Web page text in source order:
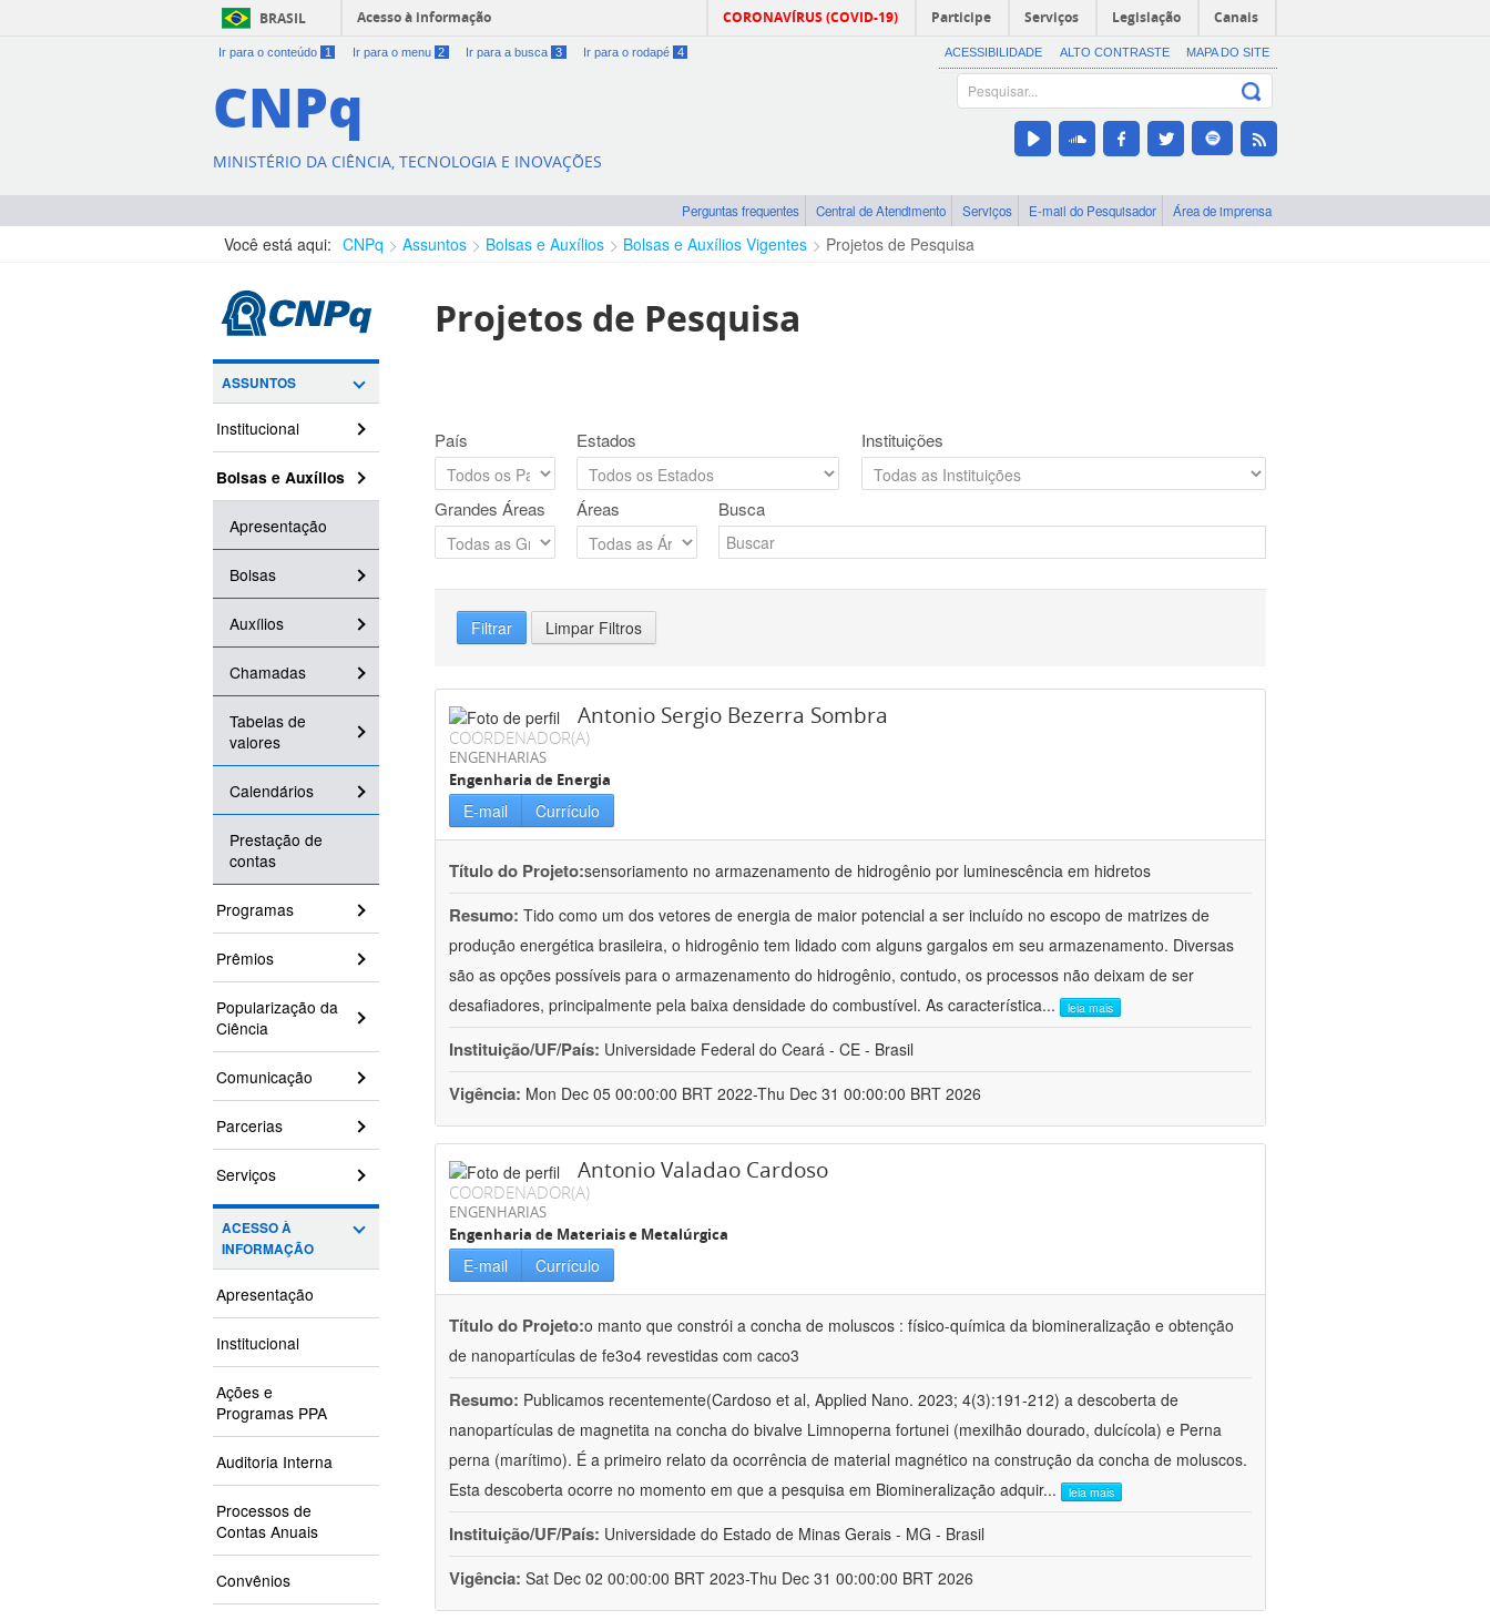
BRASIL Acesso à informação CORONAVÍRUS (COVID-19) Participe Serviços Legislação Canais
Ir para o conteúdo 1 Ir para o menu 2 Ir para a busca 3 Ir para o rodapé 4 ACESSIBILIDADE ALTO CONTRASTE MAPA DO SITE
CNPq
MINISTÉRIO DA CIÊNCIA, TECNOLOGIA E INOVAÇÕES
Perguntas frequentes Central de Atendimento Serviços E-mail do Pesquisador Área de imprensa
Você está aqui: CNPq Assuntos Bolsas e Auxílios Bolsas e Auxílios Vigentes Projetos de Pesquisa
ASSUNTOS
Institucional
Bolsas e Auxílios
Apresentação
Bolsas
Auxílios
Chamadas
Tabelas de
valores
Calendários
Prestação de
contas
Programas
Prêmios
Popularização da
Ciência
Comunicação
Parcerias
Serviços
ACESSO À
INFORMAÇÃO
Apresentação
Institucional
Ações e
Programas PPA
Auditoria Interna
Processos de
Contas Anuais
Convênios
Projetos de Pesquisa
País Estados Instituições
Grandes Áreas Áreas Busca
Filtrar Limpar Filtros
Antonio Sergio Bezerra Sombra
COORDENADOR(A)
ENGENHARIAS
Engenharia de Energia
E-mail Currículo
Título do Projeto:sensoriamento no armazenamento de hidrogênio por luminescência em hidretos
Resumo: Tido como um dos vetores de energia de maior potencial a ser incluído no escopo de matrizes de
produção energética brasileira, o hidrogênio tem lidado com alguns gargalos em seu armazenamento. Diversas
são as opções possíveis para o armazenamento do hidrogênio, contudo, os processos não deixam de ser
desafiadores, principalmente pela baixa densidade do combustível. As característica... leia mais
Instituição/UF/País: Universidade Federal do Ceará - CE - Brasil
Vigência: Mon Dec 05 00:00:00 BRT 2022-Thu Dec 31 00:00:00 BRT 2026
Antonio Valadao Cardoso
COORDENADOR(A)
ENGENHARIAS
Engenharia de Materiais e Metalúrgica
E-mail Currículo
Título do Projeto:o manto que constrói a concha de moluscos : físico-química da biomineralização e obtenção
de nanopartículas de fe3o4 revestidas com caco3
Resumo: Publicamos recentemente(Cardoso et al, Applied Nano. 2023; 4(3):191-212) a descoberta de
nanopartículas de magnetita na concha do bivalve Limnoperna fortunei (mexilhão dourado, dulcícola) e Perna
perna (marítimo). É a primeiro relato da ocorrência de material magnético na construção da concha de moluscos.
Esta descoberta ocorre no momento em que a pesquisa em Biomineralização adquir... leia mais
Instituição/UF/País: Universidade do Estado de Minas Gerais - MG - Brasil
Vigência: Sat Dec 02 00:00:00 BRT 2023-Thu Dec 31 00:00:00 BRT 2026